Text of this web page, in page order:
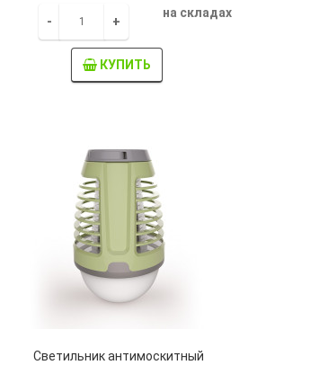
- +
на складах
КУПИТЬ
Светильник антимоскитный